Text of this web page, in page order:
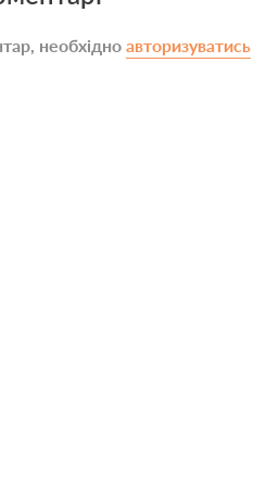
необхідно авторизуватись